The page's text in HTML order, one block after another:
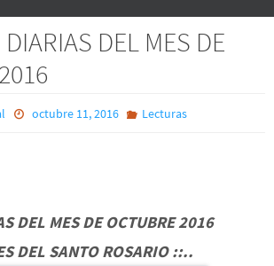
DEL MES DE
octubre 11, 2016 Lecturas
DEL MES DE OCTUBRE 2016
DEL SANTO ROSARIO ::..